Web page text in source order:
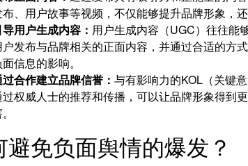
、用户故事等视频，不仅能够提升品牌形象，
导用户生成内容： 用户生成内容（UGC）往往能
户发布与品牌相关的正面内容，并通过合适的方
信息的影响。
合作建立品牌信誉： 与有影响力的KOL（关键
过权威人士的推荐和传播，可以让品牌形象得到
避免负面舆情的爆发？